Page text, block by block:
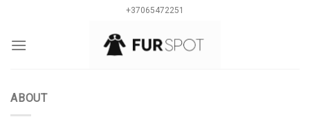
content
+37065472251
ABOUT